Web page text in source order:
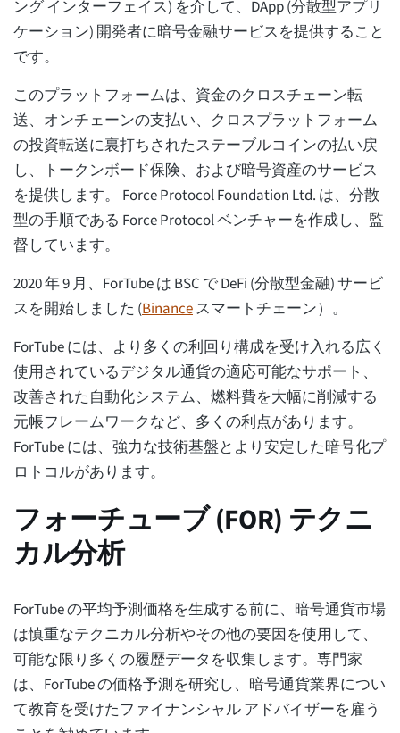
ング インターフェイス) を介して、DApp (分散型アプリ
ケーション) 開発者に暗号金融サービスを提供すること
です。
このプラットフォームは、資金のクロスチェーン転
送、オンチェーンの支払い、クロスプラットフォーム
の投資転送に裏打ちされたステーブルコインの払い戻
し、トークンボード保険、および暗号資産のサービス
を提供します。 Force Protocol Foundation Ltd. は、分散
型の手順である Force Protocol ベンチャーを作成し、監
督しています。
2020 年 9 月、ForTube は BSC で DeFi (分散型金融) サービ
スを開始しました (Binanceスマートチェーン）。
ForTube には、より多くの利回り構成を受け入れる広く
使用されているデジタル通貨の適応可能なサポート、
改善された自動化システム、燃料費を大幅に削減する
元帳フレームワークなど、多くの利点があります。
ForTube には、強力な技術基盤とより安定した暗号化プ
ロトコルがあります。
フォーチューブ (FOR) テクニ
カル分析
ForTube の平均予測価格を生成する前に、暗号通貨市場
は慎重なテクニカル分析やその他の要因を使用して、
可能な限り多くの履歴データを収集します。専門家
は、ForTube の価格予測を研究し、暗号通貨業界につい
て教育を受けたファイナンシャル アドバイザーを雇う